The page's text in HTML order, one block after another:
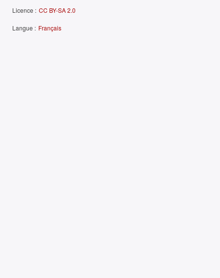
Licence : CC BY-SA 2.0
Langue : Français